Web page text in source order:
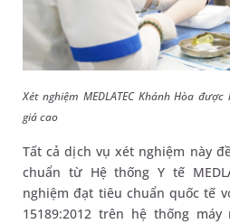
Xét nghiệm MEDLATEC Khánh Hòa
giá cao
Tất cả dịch vụ xét nghiệm này
chuẩn từ Hệ thống Y tế
nghiệm đạt tiêu chuẩn quốc tế
15189:2012 trên hệ thống